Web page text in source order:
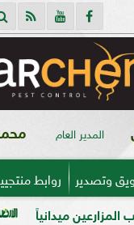
المدير العام
وتصدير روابط
أسعار الذهب في